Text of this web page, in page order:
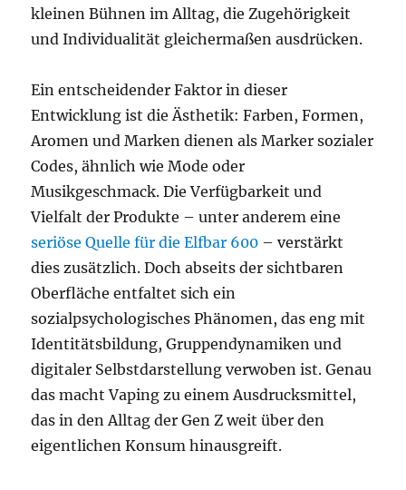
kleinen Bühnen im Alltag, die Zugehörigkeit
und Individualität gleichermaßen ausdrücken.
Ein entscheidender Faktor in dieser
Entwicklung ist die Ästhetik: Farben, Formen,
Aromen und Marken dienen als Marker sozialer
Codes, ähnlich wie Mode oder
Musikgeschmack. Die Verfügbarkeit und
Vielfalt der Produkte – unter anderem eine
seriöse Quelle für die Elfbar 600 – verstärkt
dies zusätzlich. Doch abseits der sichtbaren
Oberfläche entfaltet sich ein
sozialpsychologisches Phänomen, das eng mit
Identitätsbildung, Gruppendynamiken und
digitaler Selbstdarstellung verwoben ist. Genau
das macht Vaping zu einem Ausdrucksmittel,
das in den Alltag der Gen Z weit über den
eigentlichen Konsum hinausgreift.